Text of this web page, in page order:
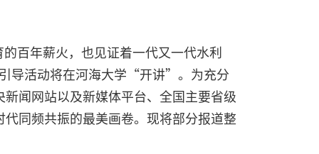
百年薪火，也见证着一代又一代水利
导活动将在河海大学“开讲”。 为充分
闻网站以及新媒体平台、全国主要省级
同频共振的最美画卷。现将部分报道整